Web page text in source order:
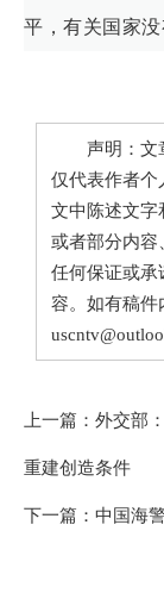
平，有关国家没
声明：文章
仅代表作者个
文中陈述文字
或者部分内容
任何保证或承
容。如有稿件
上一篇： 外交部
重建创造条件
下一篇： 中国海